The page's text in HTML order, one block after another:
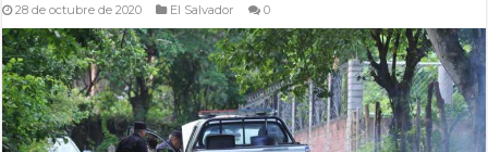
28 de octubre de 2020 El Salvador 0